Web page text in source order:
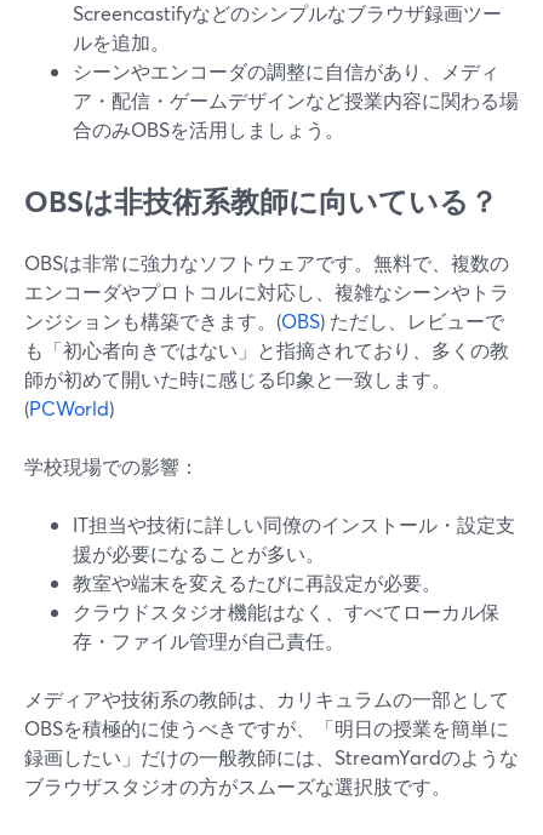
Screencastifyなどのシンプルなブラウザ録画ツー
ルを追加。
シーンやエンコーダの調整に自信があり、メディ
ア・配信・ゲームデザインなど授業内容に関わる場
合のみOBSを活用しましょう。
OBSは非技術系教師に向いている？
OBSは非常に強力なソフトウェアです。無料で、複数の
エンコーダやプロトコルに対応し、複雑なシーンやトラ
ンジションも構築できます。(OBS) ただし、レビューで
も「初心者向きではない」と指摘されており、多くの教
師が初めて開いた時に感じる印象と一致します。
(PCWorld)
学校現場での影響：
IT担当や技術に詳しい同僚のインストール・設定支
援が必要になることが多い。
教室や端末を変えるたびに再設定が必要。
クラウドスタジオ機能はなく、すべてローカル保
存・ファイル管理が自己責任。
メディアや技術系の教師は、カリキュラムの一部として
OBSを積極的に使うべきですが、「明日の授業を簡単に
録画したい」だけの一般教師には、StreamYardのような
ブラウザスタジオの方がスムーズな選択肢です。